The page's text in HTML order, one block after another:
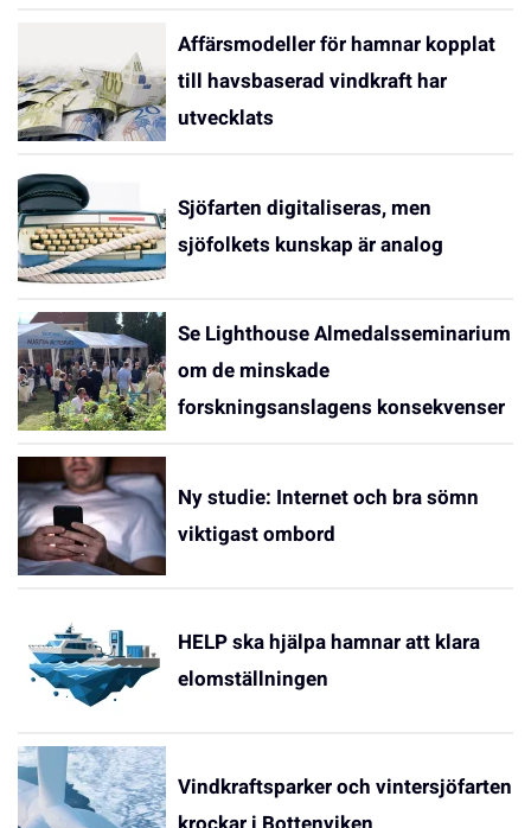
Affärsmodeller för hamnar kopplat
till havsbaserad vindkraft har
utvecklats
Sjöfarten digitaliseras, men
sjöfolkets kunskap är analog
Se Lighthouse Almedalsseminarium
om de minskade
forskningsanslagens konsekvenser
Ny studie: Internet och bra sömn
viktigast ombord
HELP ska hjälpa hamnar att klara
elomställningen
Vindkraftsparker och vintersjöfarten